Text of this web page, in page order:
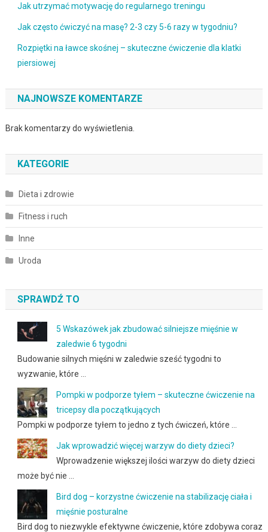
Jak utrzymać motywację do regularnego treningu
Jak często ćwiczyć na masę? 2-3 czy 5-6 razy w tygodniu?
Rozpiętki na ławce skośnej – skuteczne ćwiczenie dla klatki
piersiowej
NAJNOWSZE KOMENTARZE
Brak komentarzy do wyświetlenia.
KATEGORIE
Dieta i zdrowie
Fitness i ruch
Inne
Uroda
SPRAWDŹ TO
5 Wskazówek jak zbudować silniejsze mięśnie w
zaledwie 6 tygodni
Budowanie silnych mięśni w zaledwie sześć tygodni to
wyzwanie, które …
Pompki w podporze tyłem – skuteczne ćwiczenie na
tricepsy dla początkujących
Pompki w podporze tyłem to jedno z tych ćwiczeń, które …
Jak wprowadzić więcej warzyw do diety dzieci?
Wprowadzenie większej ilości warzyw do diety dzieci
może być nie …
Bird dog – korzystne ćwiczenie na stabilizację ciała i
mięśnie posturalne
Bird dog to niezwykle efektywne ćwiczenie, które zdobywa coraz